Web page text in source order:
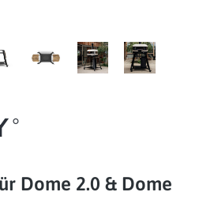
Dome 2.0 & Dome